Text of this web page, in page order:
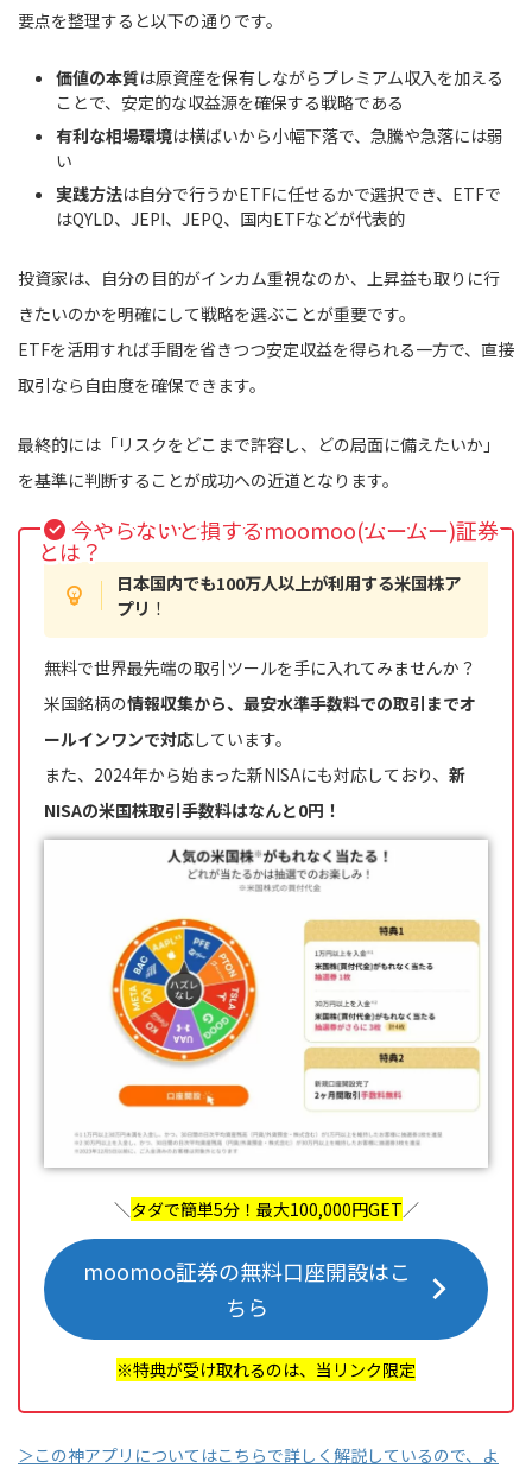
要点を整理すると以下の通りです。
価値の本質は原資産を保有しながらプレミアム収入を加える
ことで、安定的な収益源を確保する戦略である
有利な相場環境は横ばいから小幅下落で、急騰や急落には弱
い
実践方法は自分で行うかETFに任せるかで選択でき、ETFで
はQYLD、JEPI、JEPQ、国内ETFなどが代表的
投資家は、自分の目的がインカム重視なのか、上昇益も取りに行
きたいのかを明確にして戦略を選ぶことが重要です。
ETFを活用すれば手間を省きつつ安定収益を得られる一方で、直接
取引なら自由度を確保できます。
最終的には「リスクをどこまで許容し、どの局面に備えたいか」
を基準に判断することが成功への近道となります。
今やらないと損するmoomoo(ムームー)証券
とは？
日本国内でも100万人以上が利用する米国株ア
プリ ！
無料で世界最先端の取引ツールを手に入れてみませんか？
米国銘柄の情報収集から、最安水準手数料での取引までオ
ールインワンで対応しています。
また、2024年から始まった新NISAにも対応しており、 新
NISAの米国株取引手数料はなんと0円！
＼タダで簡単5分！最大100,000円GET／
moomoo証券の無料口座開設はこ
ちら
※特典が受け取れるのは、当リンク限定
＞この神アプリについてはこちらで詳しく解説しているので、よ